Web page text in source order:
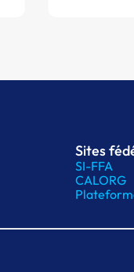
Sites
SI-FFA
CALORG